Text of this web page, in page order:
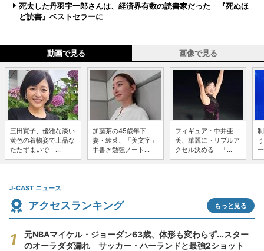
死去した丹羽宇一郎さんは、経済界有数の読書家だった 『死ぬほ
ど読書』ベストセラーに
動画で見る 画像で見る
三田寛子、優雅な淡い
黄色の着物姿で上品な
たたずまいで ...
加藤茶の45歳年下
妻・綾菜、「美文字」
手書き勉強ノート...
フィギュア・中井亜
美、華麗にトリプルア
クセル決める 「...
J-CAST ニュース
アクセスランキング もっと見る
元NBAマイケル・ジョーダン63歳、体形も変わらず...スター
のオーラダダ漏れ サッカー・ハーランドと最強2ショット